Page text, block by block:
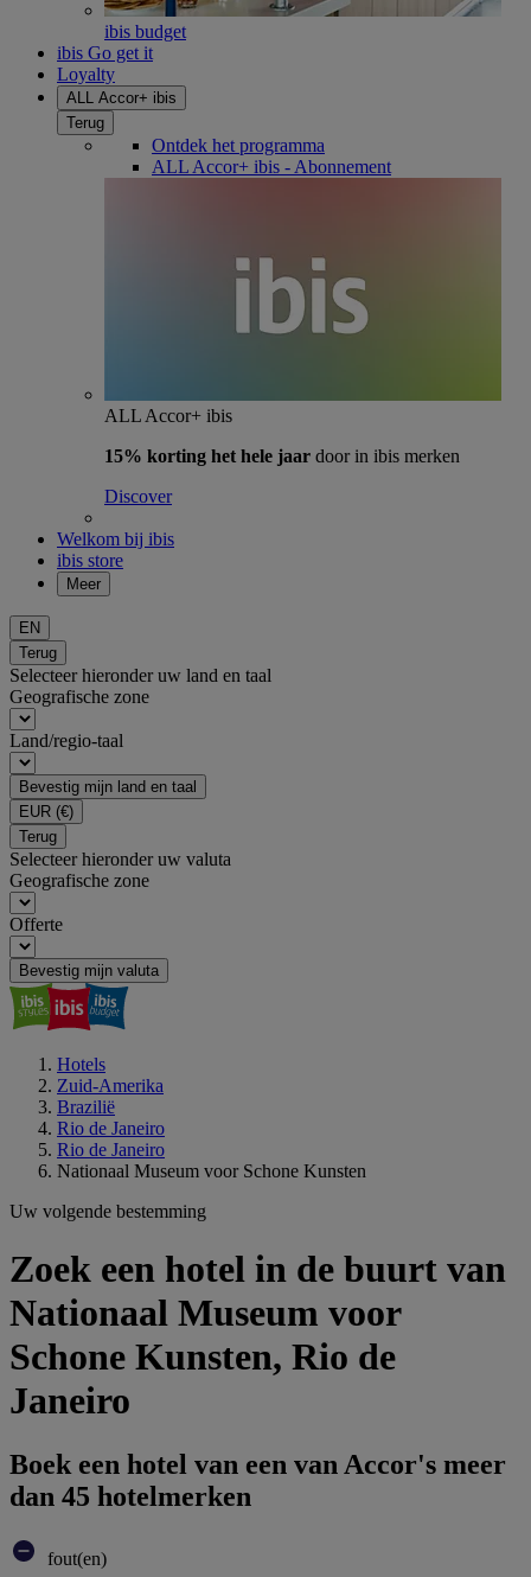
ibis budget
ibis Go get it
Loyalty
ALL Accor+ ibis
Terug
Ontdek het programma
ALL Accor+ ibis - Abonnement
ALL Accor+ ibis
15% korting het hele jaar door in ibis merken
Discover
Welkom bij ibis
ibis store
Meer
EN
Terug
Selecteer hieronder uw land en taal
Geografische zone
Land/regio-taal
Bevestig mijn land en taal
EUR (€)
Terug
Selecteer hieronder uw valuta
Geografische zone
Offerte
Bevestig mijn valuta
Hotels
Zuid-Amerika
Brazilië
Rio de Janeiro
Rio de Janeiro
Nationaal Museum voor Schone Kunsten
Uw volgende bestemming
Zoek een hotel in de buurt van
Nationaal Museum voor
Schone Kunsten, Rio de
Janeiro
Boek een hotel van een van Accor's meer
dan 45 hotelmerken
fout(en)